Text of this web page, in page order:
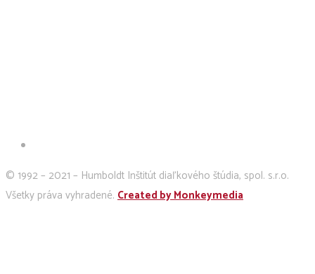
© 1992 – 2021 – Humboldt Inštitút diaľkového štúdia, spol. s.r.o.
Všetky práva vyhradené. Created by Monkeymedia